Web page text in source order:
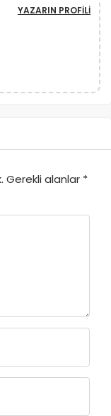
YAZARIN PROFILI
Gerekli alanlar *